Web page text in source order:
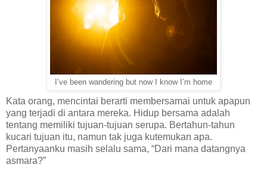
I’ve been wandering but now I know I’m home
Kata orang, mencintai berarti membersamai untuk apapun
yang terjadi di antara mereka. Hidup bersama adalah
tentang memiliki tujuan-tujuan serupa. Bertahun-tahun
kucari tujuan itu, namun tak juga kutemukan apa.
Pertanyaanku masih selalu sama, “Dari mana datangnya
asmara?”